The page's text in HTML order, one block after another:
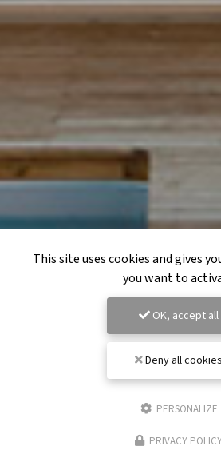
This site uses cookies and gives
you want to
OK, accept all
Deny all cookies
PERSONALIZE
PRIVACY